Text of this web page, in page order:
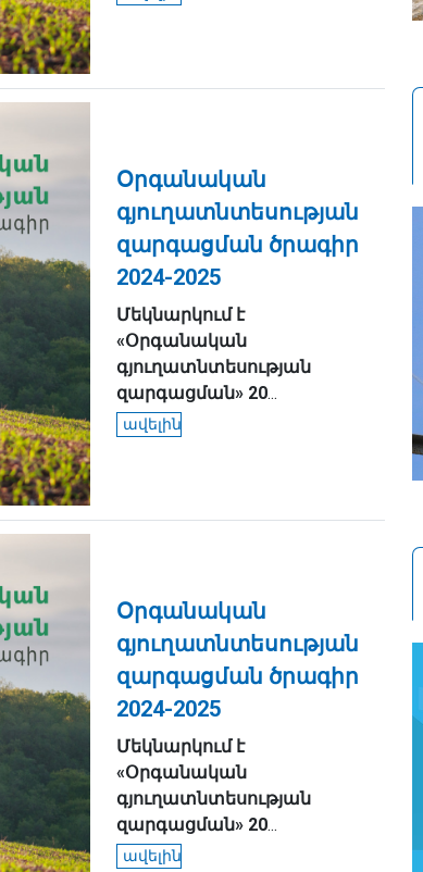
Օրգանական
գյուղատնտեսության
զարգացման ծրագիր
2024-2025
Մեկնարկում է
«Օրգանական
գյուղատնտեսության
զարգացման» 20...
ավելին
Օրգանական
գյուղատնտեսության
զարգացման ծրագիր
2024-2025
Մեկնարկում է
«Օրգանական
գյուղատնտեսության
զարգացման» 20...
ավելին